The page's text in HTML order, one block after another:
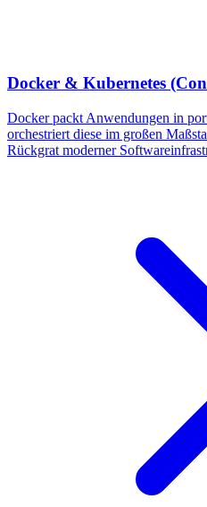
Docker & Kubernetes
Docker packt Anwendungen in
orchestriert diese im großen
Rückgrat moderner